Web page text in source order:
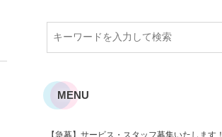
MENU
【急募】サービス・スタッフ募集いたします！